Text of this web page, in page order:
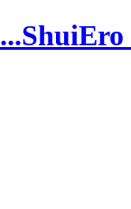
ShuiEro